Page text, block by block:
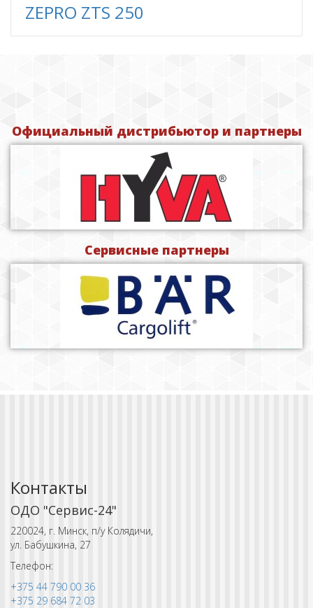
ZEPRO ZTS 250
Официальный дистрибьютор и партнеры
Сервисные партнеры
Контакты
ОДО "Сервис-24"
220024, г. Минск, п/у Колядичи,
ул. Бабушкина, 27
Телефон:
+375 44 790 00 36
+375 29 684 72 03